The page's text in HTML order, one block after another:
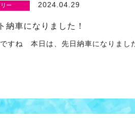
ー 2024.04.29
納車になりました！
ですね 本日は、先日納車になりま